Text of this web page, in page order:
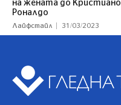
на жената до Кристиано
Роналдо
Лайфстайл 31/03/2023